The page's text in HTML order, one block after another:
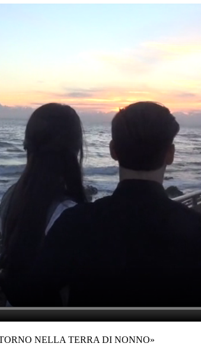
NELLA TERRA DI NONNO»